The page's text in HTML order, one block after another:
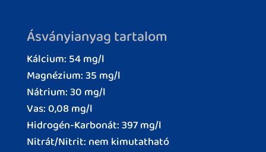
Ásványianyag tartalom
Kálcium: 54 mg/l
Magnézium: 35 mg/l
Nátrium: 30 mg/l
Vas: 0,08 mg/l
Hidrogén-Karbonát: 397 mg/l
Nitrát/Nitrit: nem kimutatható